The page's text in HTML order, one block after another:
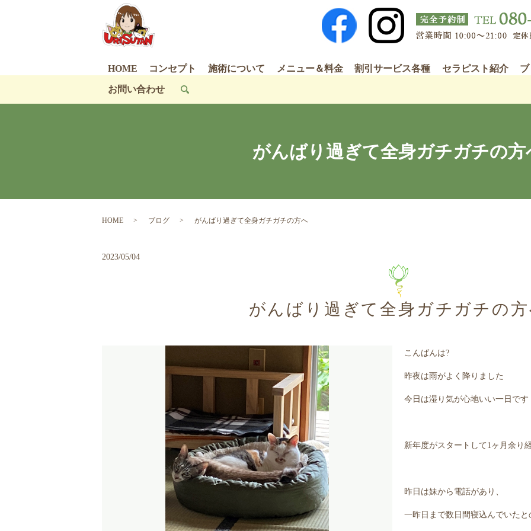
HOME コンセプト 施術について メニュー＆料金 割引サービス各種 セラピスト紹介
お問い合わせ
がんばり過ぎて全身ガチガチの方
HOME ブログ がんばり過ぎて全身ガチガチの方へ
2023/05/04
がんばり過ぎて全身ガチガチの方
こんばんは?
昨夜は雨がよく降りました
今日は湿り気が心地いい一日です
新年度がスタートして1ヶ月余り
昨日は妹から電話があり、
一昨日まで数日間寝込んでいたと